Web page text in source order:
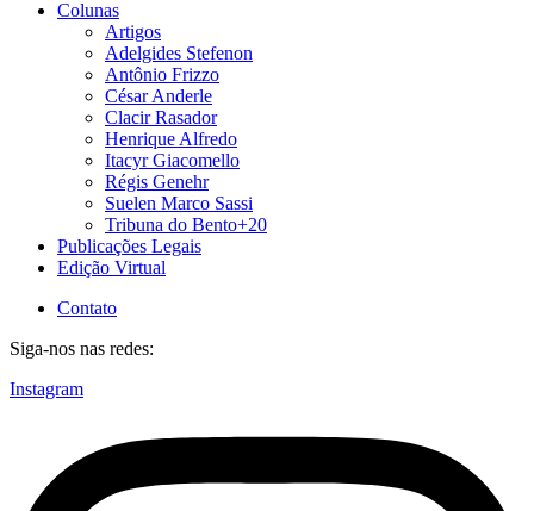
Colunas
Artigos
Adelgides Stefenon
Antônio Frizzo
César Anderle
Clacir Rasador
Henrique Alfredo
Itacyr Giacomello
Régis Genehr
Suelen Marco Sassi
Tribuna do Bento+20
Publicações Legais
Edição Virtual
Contato
Siga-nos nas redes:
Instagram